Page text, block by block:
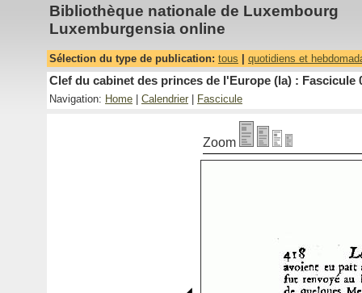
Bibliothèque nationale de Luxembourg
Luxemburgensia online
Sélection du type de publication: tous quotidiens et
Clef du cabinet des princes de l'Europe (la) : Fascicule
Navigation: Home Calendrier Fascicule
Zoom